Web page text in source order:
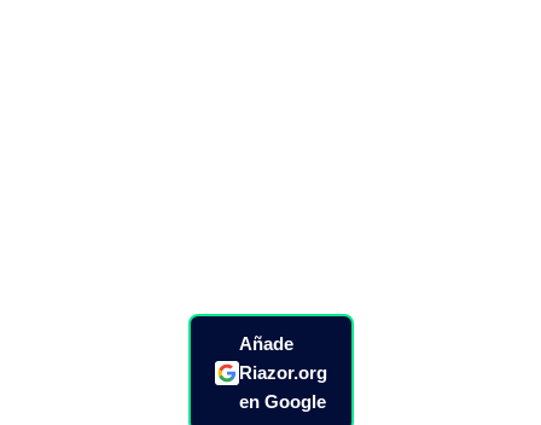
Añade
Riazor.org
en Google